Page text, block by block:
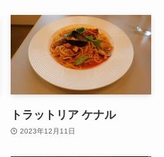
トラットリア ケナル
2023年12月11日